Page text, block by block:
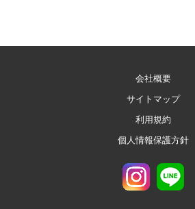
会社概要
サイトマップ
利用規約
個人情報保護方針